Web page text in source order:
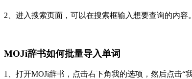
2、进入搜索页面，可以在搜索框输入想要查询的内容。
MOJi辞书如何批量导入单词
1、打开MOJi辞书，点击右下角我的选项，然后点击“